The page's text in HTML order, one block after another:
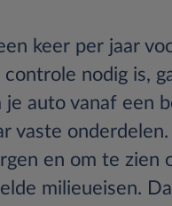
keer per jaar
nodig is,
auto vanaf een
vaste
en om te zien
milieueisen.